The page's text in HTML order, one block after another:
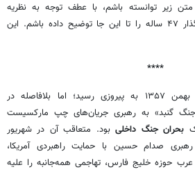
متن زیر توانسته باشم، با عطف توجه به نظریه
دوورژه و هانتینگتون، نحوه گذار ۴۷ ساله را تا این جا توضیح داده باشم. این
****
انقلاب اسلامی ایران در ۲۲ بهمن ۱۳۵۷ به پیروزی رسید؛ اما بلافاصله در
با چالش «جنگ گنبد» به رهبری جریان‌های چپ مارکسیست
بحران جنگ داخلیبود. متعاقب آن در شهریور
رهبری صدام حسین با حمایت راهبردی آمریکا،
حوزه خلیج فارس، تهاجمی همه‌جانبه را علیه